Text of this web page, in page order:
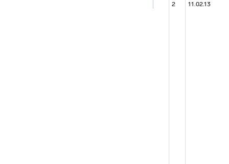
2 11.02.13